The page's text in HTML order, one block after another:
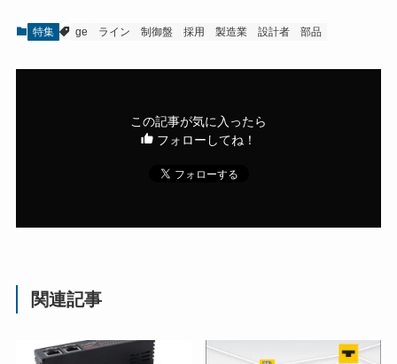
特集 ge ライン 制御盤 採用 製造業 設計者 部品
この記事が気に入ったら
フォローしてね！
関連記事